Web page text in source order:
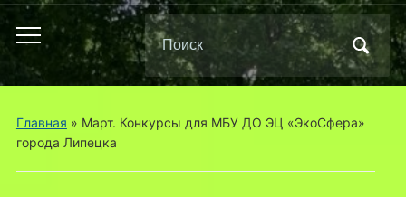
Переключить
мобильное
меню
Поиск
по:
Главная » Март. Конкурсы для МБУ ДО ЭЦ «ЭкоСфера»
города Липецка